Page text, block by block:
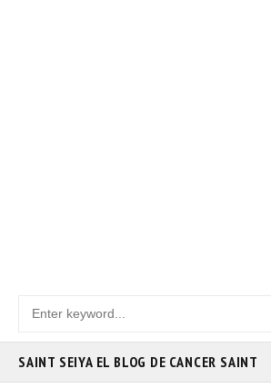
SAINT SEIYA EL BLOG DE CANCER SAINT